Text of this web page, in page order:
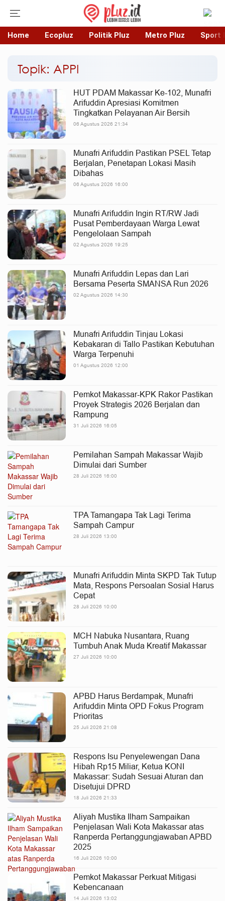
Home Ecopluz Politik Pluz Metro Pluz Sport
Topik: APPI
HUT PDAM Makassar Ke-102, Munafri
Arifuddin Apresiasi Komitmen
Tingkatkan Pelayanan Air Bersih
06 Agustus 2026 21:34
Munafri Arifuddin Pastikan PSEL Tetap
Berjalan, Penetapan Lokasi Masih
Dibahas
06 Agustus 2026 16:00
Munafri Arifuddin Ingin RT/RW Jadi
Pusat Pemberdayaan Warga Lewat
Pengelolaan Sampah
02 Agustus 2026 19:25
Munafri Arifuddin Lepas dan Lari
Bersama Peserta SMANSA Run 2026
02 Agustus 2026 14:30
Munafri Arifuddin Tinjau Lokasi
Kebakaran di Tallo Pastikan Kebutuhan
Warga Terpenuhi
01 Agustus 2026 12:00
Pemkot Makassar-KPK Rakor Pastikan
Proyek Strategis 2026 Berjalan dan
Rampung
31 Juli 2026 16:05
Pemilahan Sampah Makassar Wajib
Dimulai dari Sumber
28 Juli 2026 16:00
TPA Tamangapa Tak Lagi Terima
Sampah Campur
28 Juli 2026 13:00
Munafri Arifuddin Minta SKPD Tak Tutup
Mata, Respons Persoalan Sosial Harus
Cepat
28 Juli 2026 10:00
MCH Nabuka Nusantara, Ruang
Tumbuh Anak Muda Kreatif Makassar
27 Juli 2026 10:00
APBD Harus Berdampak, Munafri
Arifuddin Minta OPD Fokus Program
Prioritas
25 Juli 2026 21:08
Respons Isu Penyelewengan Dana
Hibah Rp15 Miliar, Ketua KONI
Makassar: Sudah Sesuai Aturan dan
Disetujui DPRD
18 Juli 2026 21:33
Aliyah Mustika Ilham Sampaikan
Penjelasan Wali Kota Makassar atas
Ranperda Pertanggungjawaban APBD
2025
16 Juli 2026 10:00
Pemkot Makassar Perkuat Mitigasi
Kebencanaan
14 Juli 2026 13:02